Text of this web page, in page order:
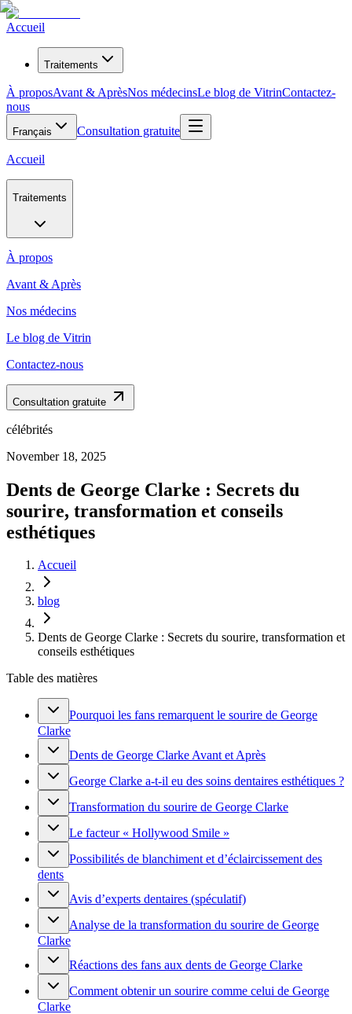
Accueil
Traitements
À proposAvant & AprèsNos médecinsLe blog de VitrinContactez-
nous
Français Consultation gratuite
Accueil
Traitements
À propos
Avant & Après
Nos médecins
Le blog de Vitrin
Contactez-nous
Consultation gratuite
célébrités
November 18, 2025
Dents de George Clarke : Secrets du
sourire, transformation et conseils
esthétiques
Accueil
blog
Dents de George Clarke : Secrets du sourire, transformation et
conseils esthétiques
Table des matières
Pourquoi les fans remarquent le sourire de George
Clarke
Dents de George Clarke Avant et Après
George Clarke a-t-il eu des soins dentaires esthétiques ?
Transformation du sourire de George Clarke
Le facteur « Hollywood Smile »
Possibilités de blanchiment et d’éclaircissement des
dents
Avis d’experts dentaires (spéculatif)
Analyse de la transformation du sourire de George
Clarke
Réactions des fans aux dents de George Clarke
Comment obtenir un sourire comme celui de George
Clarke